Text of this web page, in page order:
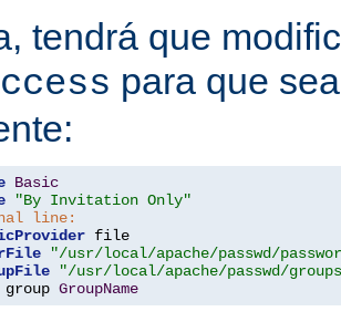
tendrá que
para que
Basic
"By Invitation Only"
line:
"/usr/local/apache/passwd/
"/usr/local/apache/passwd/
group GroupName